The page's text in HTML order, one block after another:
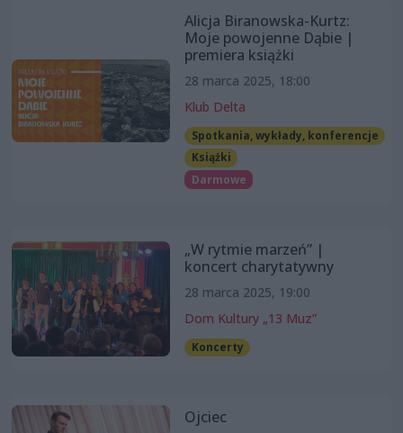
Alicja Biranowska-Kurtz:
Moje powojenne Dąbie |
premiera książki
28 marca 2025, 18:00
Klub Delta
Spotkania, wykłady, konferencje
Książki
Darmowe
„W rytmie marzeń” |
koncert charytatywny
28 marca 2025, 19:00
Dom Kultury „13 Muz”
Koncerty
Ojciec